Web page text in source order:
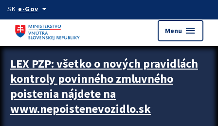
Preskocit na hlavný obsah
SK e-Govarrow_drop_down
Menu menu
Zastavit automatický posun upútavok
LEX PZP: všetko o nových pravidlách
kontroly povinného zmluvného
poistenia nájdete na
www.nepoistenevozidlo.sk